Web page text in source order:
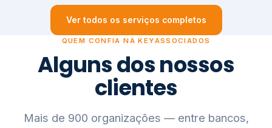
Ver todos os serviços completos
QUEM CONFIA NA KEYASSOCIADOS
Alguns dos nossos
clientes
Mais de 900 organizações — entre bancos,